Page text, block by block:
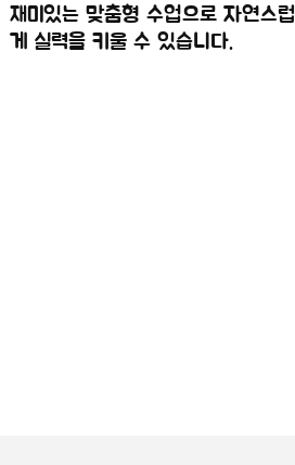
재미있는 맞춤형 수업으로 자연스럽
게 실력을 키울 수 있습니다.